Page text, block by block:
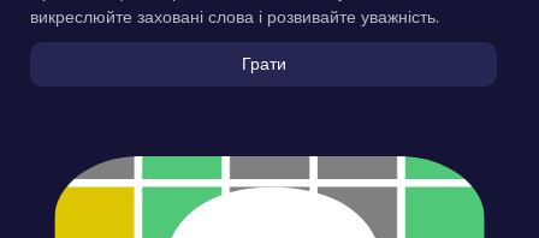
викреслюйте заховані слова і розвивайте уважність.
Грати